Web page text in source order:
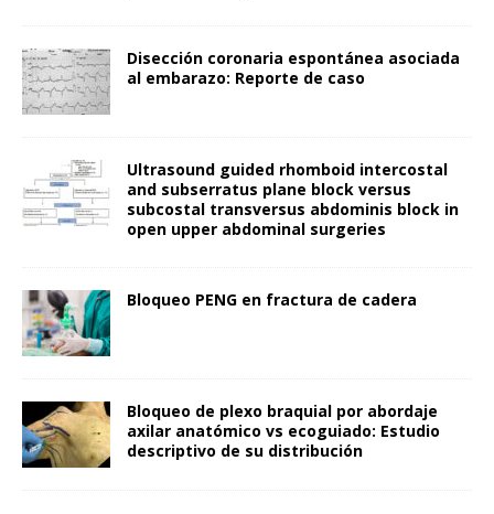
Disección coronaria espontánea asociada
al embarazo: Reporte de caso
Ultrasound guided rhomboid intercostal
and subserratus plane block versus
subcostal transversus abdominis block in
open upper abdominal surgeries
Bloqueo PENG en fractura de cadera
Bloqueo de plexo braquial por abordaje
axilar anatómico vs ecoguiado: Estudio
descriptivo de su distribución